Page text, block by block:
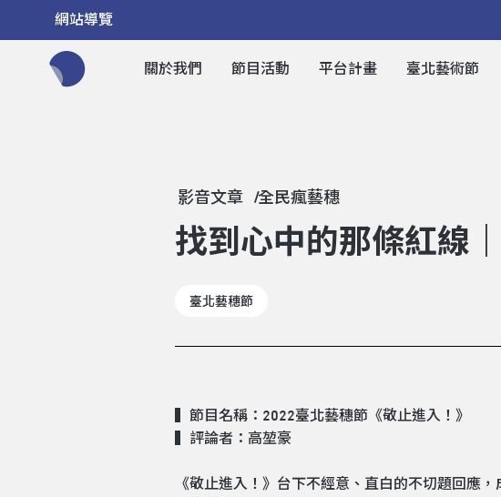
網站導覽
關於我們 節目活動 平台計畫 臺北藝術節
影音文章 全民瘋藝穗
找到心中的那條紅線
臺北藝穗節
▍節目名稱：2022臺北藝穗節 《敬止進入！》
▍評論者：高堃豪
《敬止進入！》台下不經意、直白的不切題回應